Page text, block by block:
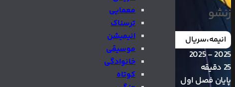
معمایی
ترسناک
انیمیشن
موسیقی
خانوادگی
کوتاه
زنشو
انیمه،سریال
2025 - 2025
25 دقیقه
پایان فصل اول